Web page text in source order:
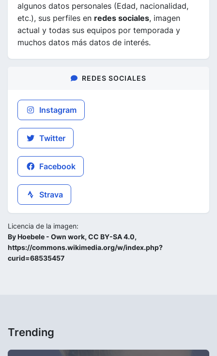
algunos datos personales (Edad, nacionalidad,
etc.), sus perfiles en redes sociales, imagen
actual y todas sus equipos por temporada y
muchos datos más datos de interés.
REDES SOCIALES
Instagram
Twitter
Facebook
Strava
Licencia de la imagen:
By Hoebele - Own work, CC BY-SA 4.0,
https://commons.wikimedia.org/w/index.php?
curid=68535457
Trending